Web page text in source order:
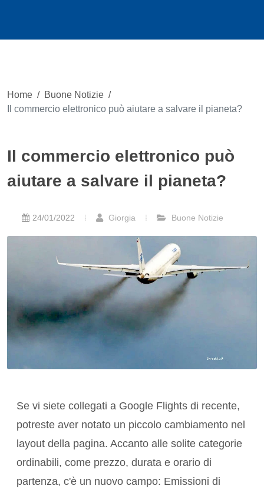
Home / Buone Notizie /
Il commercio elettronico può aiutare a salvare il pianeta?
Il commercio elettronico può
aiutare a salvare il pianeta?
24/01/2022 Giorgia Buone Notizie
Se vi siete collegati a Google Flights di recente,
potreste aver notato un piccolo cambiamento nel
layout della pagina. Accanto alle solite categorie
ordinabili, come prezzo, durata e orario di
partenza, c'è un nuovo campo: Emissioni di